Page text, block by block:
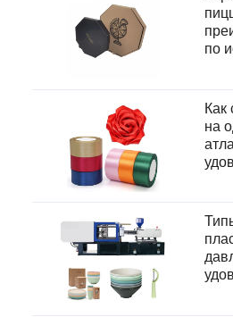
по
Как
на